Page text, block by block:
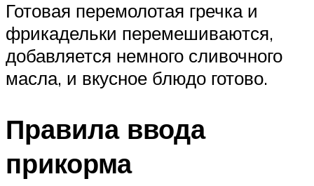
Готовая перемолотая гречка и
фрикадельки перемешиваются,
добавляется немного сливочного
масла, и вкусное блюдо готово.
Правила ввода
прикорма